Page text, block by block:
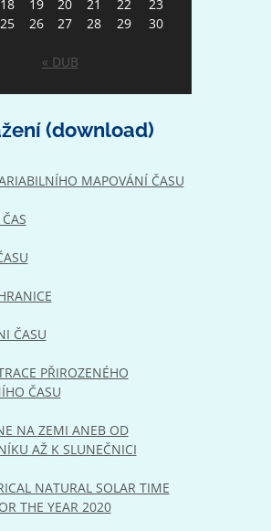
18 19 20 21 22
23
25 26 27 28 29
30
« DUB
(download)
MAPOVÁNÍ ČASU
ČASU
PŘIROZENÉHO
ČASU
NA ZEMI ANEB OD
AŽ K SLUNEČNICI
NATURAL SOLAR TIME
THE YEAR 2020